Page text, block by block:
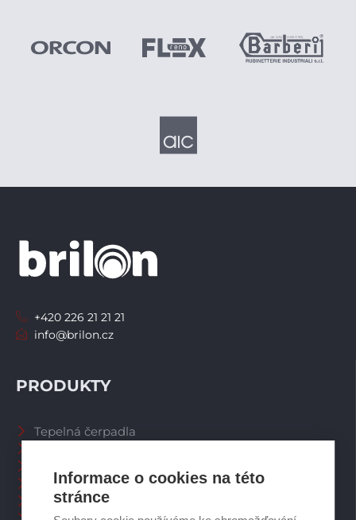
Informace o cookies na této
stránce
PRODUKTY
Tepelná čerpadla
Spalinové systémy
Plynové kotle
+420 226 21 21 21
info@brilon.cz